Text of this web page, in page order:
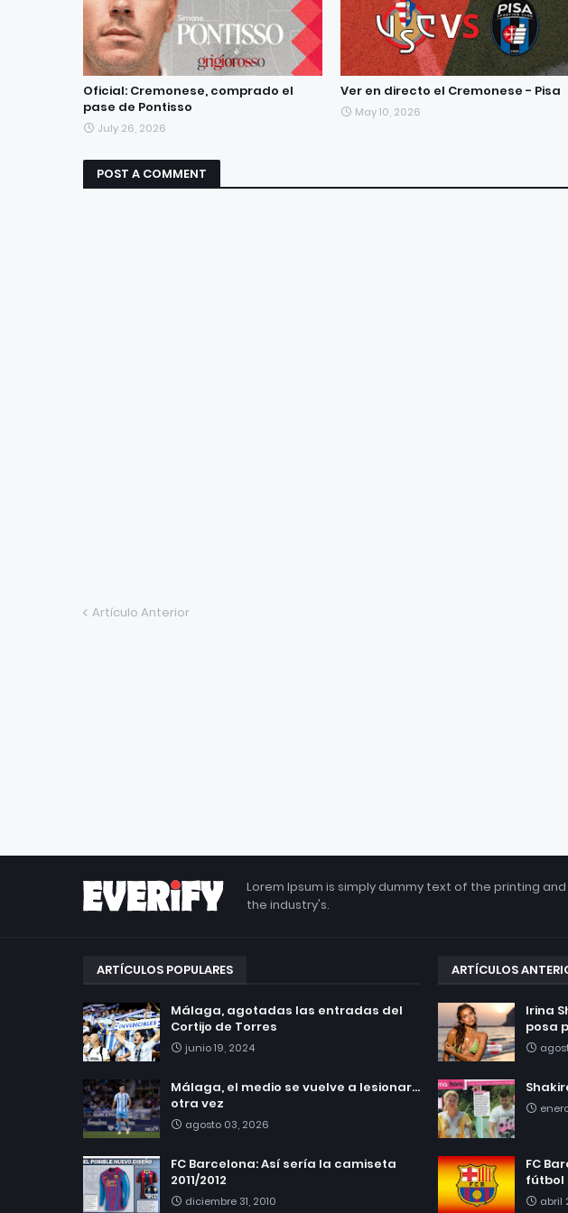
Oficial: Cremonese, comprado el
pase de Pontisso
July 26, 2026
Ver en directo el Cremonese - Pisa
May 10, 2026
POST A COMMENT
Artículo Anterior
Lorem Ipsum is simply dummy text of the printing
the industry's.
ARTÍCULOS POPULARES
Málaga, agotadas las entradas del
Cortijo de Torres
junio 19, 2024
Málaga, el medio se vuelve a lesionar...
otra vez
agosto 03, 2026
FC Barcelona: Así sería la camiseta
2011/2012
diciembre 31, 2010
ARTÍCULOS
Irina
posa
enero
FC
fútbol
abril